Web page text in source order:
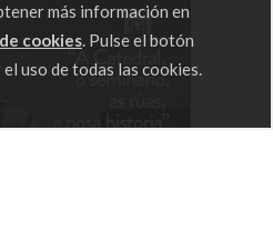
más información en
cookies. Pulse el botón
uso de todas las cookies.